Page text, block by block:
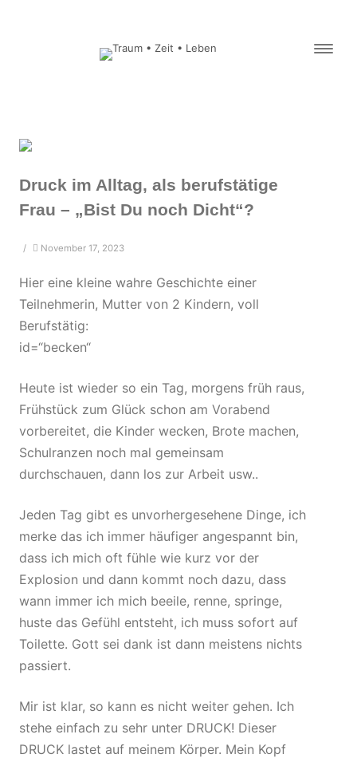
Druck im Alltag, als berufstätige
Frau – „Bist Du noch Dicht“?
/ November 17, 2023
Hier eine kleine wahre Geschichte einer
Teilnehmerin, Mutter von 2 Kindern, voll
Berufstätig:
id=“becken“
Heute ist wieder so ein Tag, morgens früh raus,
Frühstück zum Glück schon am Vorabend
vorbereitet, die Kinder wecken, Brote machen,
Schulranzen noch mal gemeinsam
durchschauen, dann los zur Arbeit usw..
Jeden Tag gibt es unvorhergesehene Dinge, ich
merke das ich immer häufiger angespannt bin,
dass ich mich oft fühle wie kurz vor der
Explosion und dann kommt noch dazu, dass
wann immer ich mich beeile, renne, springe,
huste das Gefühl entsteht, ich muss sofort auf
Toilette. Gott sei dank ist dann meistens nichts
passiert.
Mir ist klar, so kann es nicht weiter gehen. Ich
stehe einfach zu sehr unter DRUCK! Dieser
DRUCK lastet auf meinem Körper. Mein Kopf